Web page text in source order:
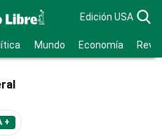
Edición USA
Mundo Economía
+